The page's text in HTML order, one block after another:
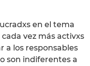
en el tema
vez más activxs
a los responsables
son indiferentes a